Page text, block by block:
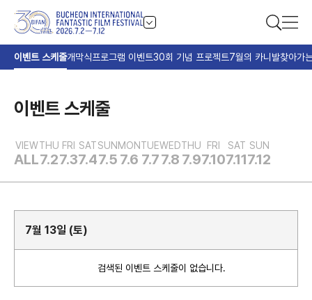
이벤트 스케줄개막식프로그램 이벤트30회 기념 프로젝트7월의 카니발찾아가
이벤트 스케줄
VIEW
ALL
THU
7.2
FRI
7.3
SAT
7.4
SUN
7.5
MON
7.6
TUE
7.7
WED
7.8
THU
7.9
FRI
7.10
SAT
7.11
SUN
7.12
7월 13일 (토)
검색된 이벤트 스케줄이 없습니다.